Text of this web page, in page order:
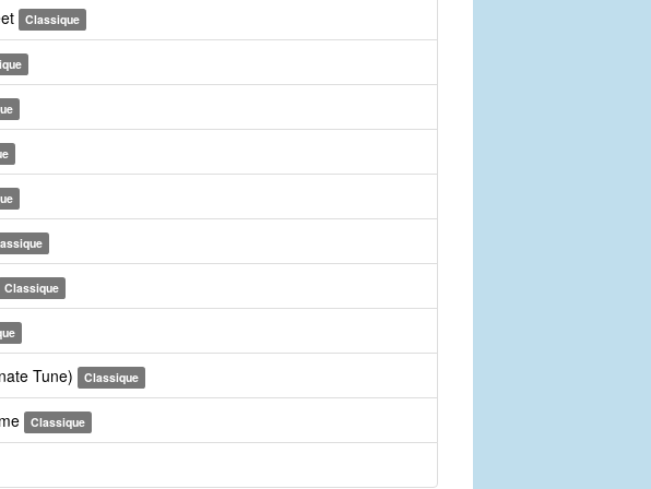
Classique
Classique
Tune) Classique
Classique